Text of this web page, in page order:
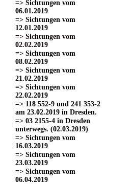
=> Sichtungen vom
06.01.2019
=> Sichtungen vom
12.01.2019
=> Sichtungen vom
02.02.2019
=> Sichtungen vom
08.02.2019
=> Sichtungen vom
21.02.2019
=> Sichtungen vom
22.02.2019
=> 118 552-9 und 241 353-2
am 23.02.2019 in Dresden.
=> 03 2155-4 in Dresden
unterwegs. (02.03.2019)
=> Sichtungen vom
16.03.2019
=> Sichtungen vom
23.03.2019
=> Sichtungen vom
06.04.2019